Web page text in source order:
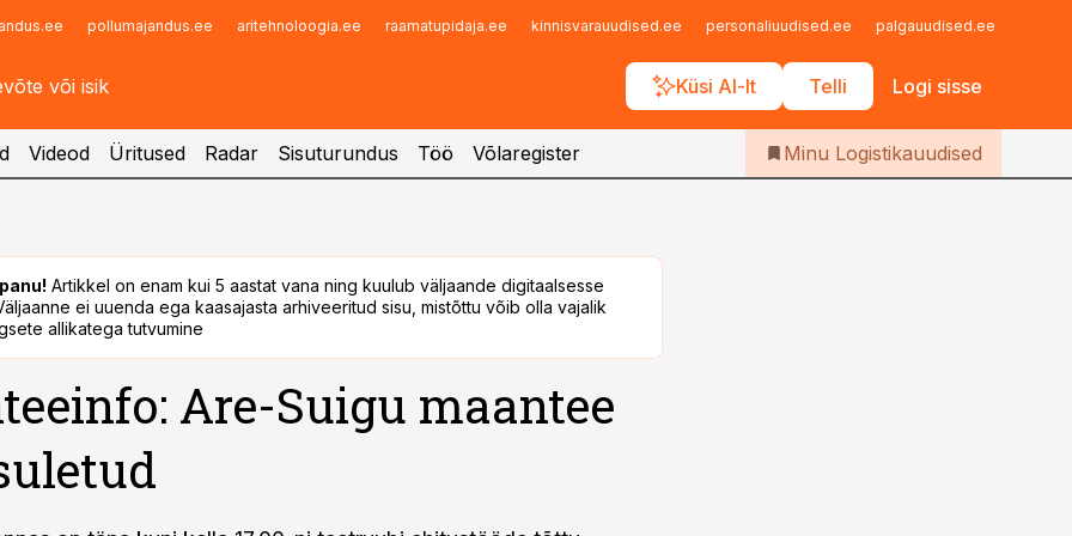
pollumajandus.ee aritehnoloogia.ee raamatupidaja.ee kinnisvarauudised.ee personaliuudised.ee palgauudised.ee
Küsi AI-lt Telli Logi sisse
Infopank
Iseteenindus
Telli Logistikauudised
Videod Üritused Radar Sisuturundus Töö Võlaregister Minu Logistikauudised
Artikkel on enam kui 5 aastat vana ning kuulub väljaande digitaalsesse
ei uuenda ega kaasajasta arhiveeritud sisu, mistõttu võib olla vajalik
allikatega tutvumine
Are-Suigu maantee